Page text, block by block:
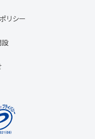
リシー